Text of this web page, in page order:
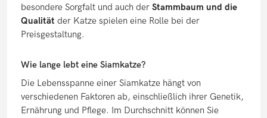
besondere Sorgfalt und auch der Stammbaum und die
Qualität der Katze spielen eine Rolle bei der
Preisgestaltung.
Wie lange lebt eine Siamkatze?
Die Lebensspanne einer Siamkatze hängt von
verschiedenen Faktoren ab, einschließlich ihrer Genetik,
Ernährung und Pflege. Im Durchschnitt können Sie